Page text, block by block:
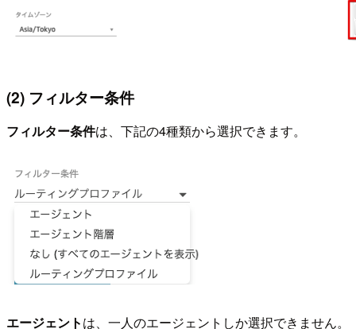
(2) フィルター条件
フィルター条件は、下記の4種類から選択できます。
エージェントは、一人のエージェントしか選択できません。